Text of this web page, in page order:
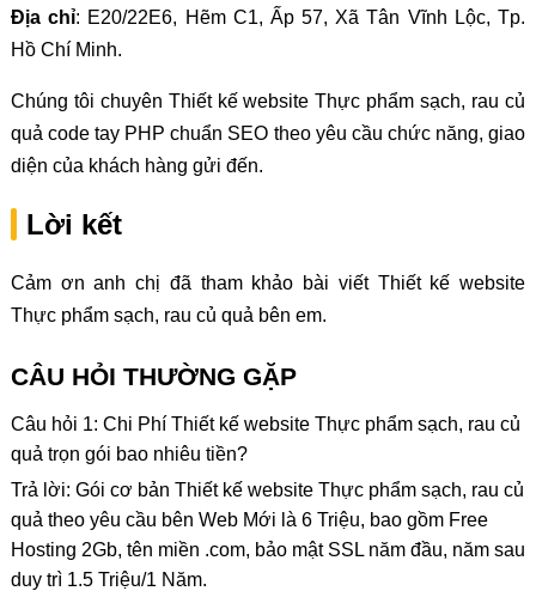
Địa chỉ: E20/22E6, Hẽm C1, Ấp 57, Xã Tân Vĩnh Lộc, Tp.
Hồ Chí Minh.
Chúng tôi chuyên Thiết kế website Thực phẩm sạch, rau củ
quả code tay PHP chuẩn SEO theo yêu cầu chức năng, giao
diện của khách hàng gửi đến.
Lời kết
Cảm ơn anh chị đã tham khảo bài viết Thiết kế website
Thực phẩm sạch, rau củ quả bên em.
CÂU HỎI THƯỜNG GẶP
Câu hỏi 1: Chi Phí Thiết kế website Thực phẩm sạch, rau củ
quả trọn gói bao nhiêu tiền?
Trả lời: Gói cơ bản Thiết kế website Thực phẩm sạch, rau củ
quả theo yêu cầu bên Web Mới là 6 Triệu, bao gồm Free
Hosting 2Gb, tên miền .com, bảo mật SSL năm đầu, năm sau
duy trì 1.5 Triệu/1 Năm.